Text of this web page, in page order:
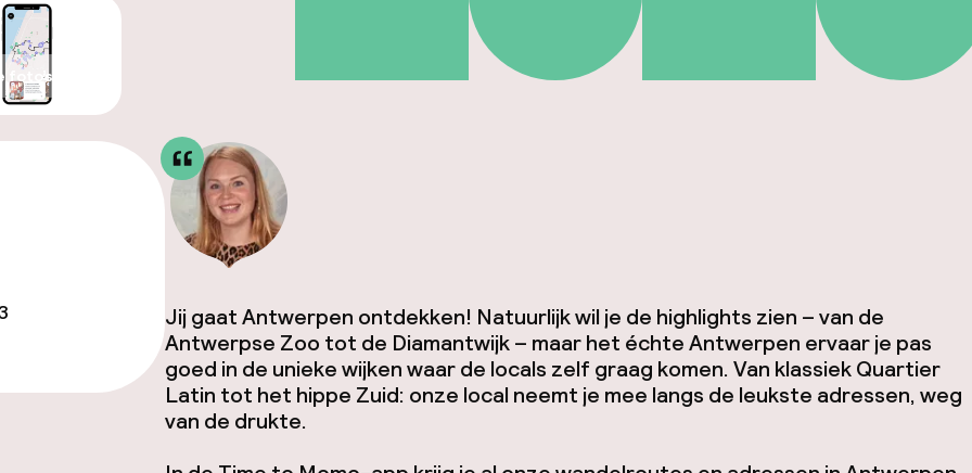
foto’s
Jij gaat Antwerpen ontdekken! Natuurlijk wil je de highlights zien – van de
Antwerpse Zoo tot de Diamantwijk – maar het échte Antwerpen ervaar je pas
goed in de unieke wijken waar de locals zelf graag komen. Van klassiek Quartier
Latin tot het hippe Zuid: onze local neemt je mee langs de leukste adressen, weg
van de drukte.